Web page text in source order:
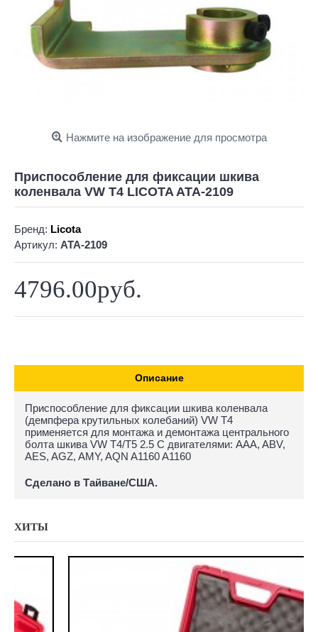
Нажмите на изображение для просмотра
Приспособление для фиксации шкива
коленвала VW T4 LICOTA ATA-2109
Бренд: Licota
Артикул: ATA-2109
4796.00руб.
Описание
Приспособление для фиксации шкива коленвала
(демпфера крутильных колебаний) VW T4
применяется для монтажа и демонтажа центрального
болта шкива VW T4/T5 2.5 С двигателями: AAA, ABV,
AES, AGZ, AMY, AQN A1160 A1160
Сделано в Тайване/США.
ХИТЫ